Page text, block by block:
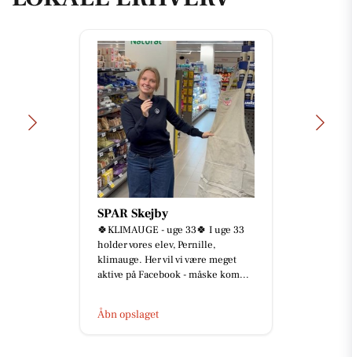
SPAR Skejby
🍀KLIMAUGE - uge 33🍀 I uge 33
holder vores elev, Pernille,
klimauge. Her vil vi være meget
aktive på Facebook - måske kom...
Åbn opslaget